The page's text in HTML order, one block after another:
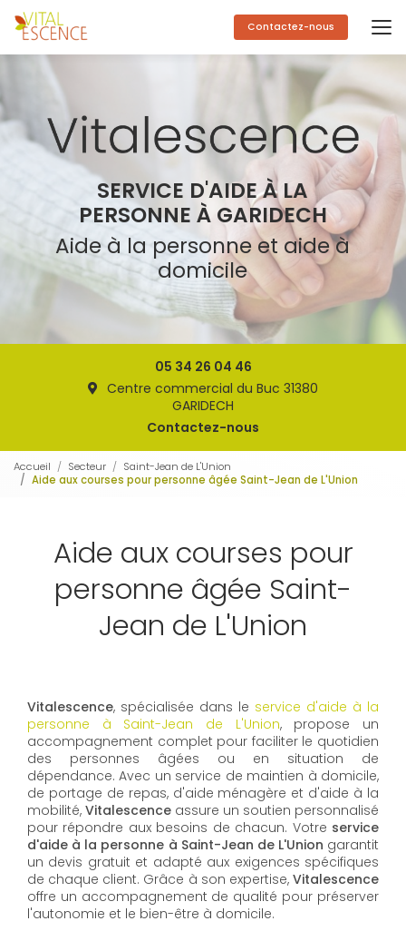
Aller
au
contenu
principal
Contactez-nous
SERVICE D'AIDE À LA
PERSONNE À GARIDECH
Aide à la personne et aide à
domicile
05 34 26 04 46
Centre commercial du Buc 31380
GARIDECH
Contactez-nous
Accueil Secteur
Saint-Jean de L'Union
Aide aux courses pour personne âgée Saint-Jean de L'Union
Aide aux courses pour
personne âgée Saint-
Jean de L'Union
Vitalescence, spécialisée dans le service d'aide à la
personne à Saint-Jean de L'Union, propose un
accompagnement complet pour faciliter le quotidien
des personnes âgées ou en situation de
dépendance. Avec un service de maintien à domicile,
de portage de repas, d'aide ménagère et d'aide à la
mobilité, Vitalescence assure un soutien personnalisé
pour répondre aux besoins de chacun. Votre service
d'aide à la personne à Saint-Jean de L'Union garantit
un devis gratuit et adapté aux exigences spécifiques
de chaque client. Grâce à son expertise, Vitalescence
offre un accompagnement de qualité pour préserver
l'autonomie et le bien-être à domicile.